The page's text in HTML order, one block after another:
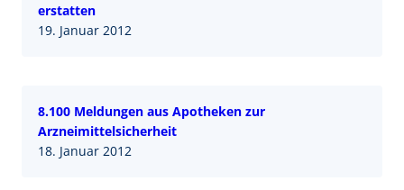
erstatten
19. Januar 2012
8.100 Meldungen aus Apotheken zur
Arzneimittelsicherheit
18. Januar 2012